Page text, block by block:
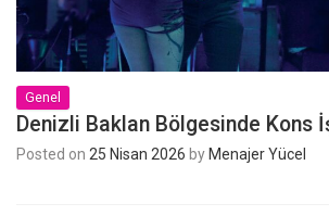
Genel
Denizli Baklan Bölgesinde Kons
Posted on 25 Nisan 2026 by Menajer Yücel